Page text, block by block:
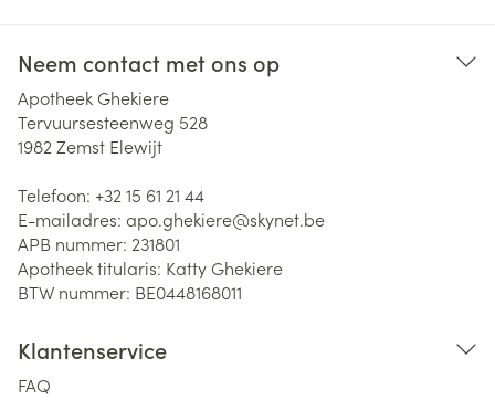
Neem contact met ons op
Apotheek Ghekiere
Tervuursesteenweg 528
1982 Zemst Elewijt
Telefoon: +32 15 61 21 44
E-mailadres: apo.ghekiere@skynet.be
APB nummer: 231801
Apotheek titularis: Katty Ghekiere
BTW nummer: BE0448168011
Klantenservice
FAQ